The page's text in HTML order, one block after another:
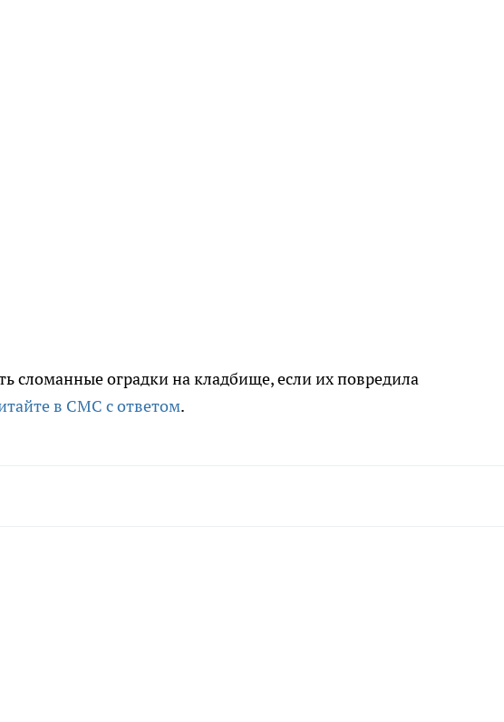
сломанные оградки на кладбище, если их повредила
в СМС с ответом.